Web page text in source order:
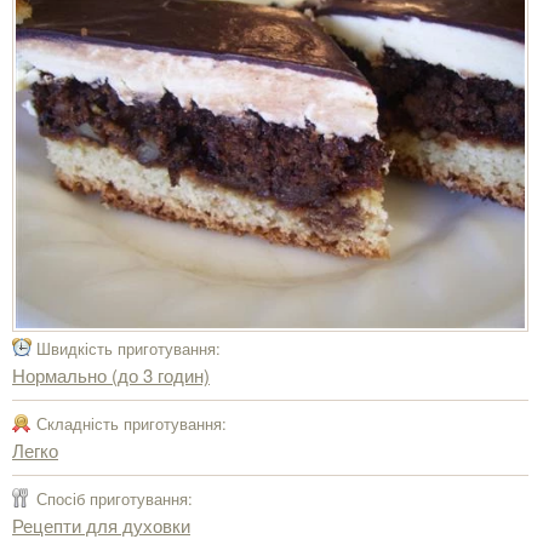
Швидкість приготування:
Нормально (до 3 годин)
Складність приготування:
Легко
Спосіб приготування:
Рецепти для духовки